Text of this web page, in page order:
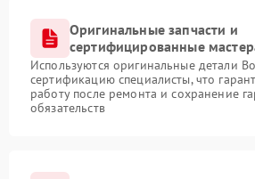
Оригинальные запчасти и
сертифицированные
Используются оригинальные детали
сертификацию специалисты, что
работу после ремонта и сохранение
обязательств